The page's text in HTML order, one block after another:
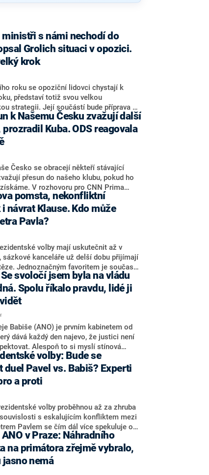
ministři s námi nechodí do
Grolich situaci v opozici.
krok
roku se opoziční lidovci chystají k
představí totiž svou velkou
strategii. Její součástí bude příprava na
řekl ve středu na setkání s novináři
lidovců Jan Grolich. Ten zároveň v
kandiduje ve Vyškově. Popsal i
o níž vládní strany nebo političtí
jako o slabé a v defenzivě. „Je to
upozorňovat na chyby vlády. Ministři s
do debat. Chceme ale ukazovat
odpověděl Grolich na dotaz CNN Prima
Kuba. ODS reagovala
Česko se obracejí někteří stávající
přesun do našeho klubu, pokud ho
V rozhovoru pro CNN Prima
zakladatel hnutí a jihočeský hejtman
Konkrétní nebyl, ale získat by takto mohl
Zdeňka Hrabu, který je dnes
ODS a TOP 09. Hraba to na dotaz
Předseda klubu senátorů ODS
redakci řekl, že počítá s odchodem
z klubu a že Naše Česko není
návrat Klause. Kdo může
Pavla?
volby mají uskutečnit až v
sázkové kanceláře už delší dobu přijímají
Jednoznačným favoritem je současná
Pavel. Daleko za ním pak bookmakeři
politiky ANO, tedy premiéra
a ministra průmyslu Karla Havlíčka.
samotných sázkařů je poslanec za
Turek. Politolog Jan Kubáček nicméně
kohokoliv ze zmíněné trojice
Podle něj současná koalice dosud
která by Pavlovi mohla konkurovat.
svoločí jsem byla na vládu
Spolu říkalo pravdu, lidé ji
Babiše (ANO) je prvním kabinetem od
dává každý den najevo, že justici není
Alespoň to si myslí stínová
ODS Eva Decroix. V
CNN Prima NEWS si nebrala servítky
výkonu svého nástupce Jeronýma
či vládní zmocněnkyně pro lidská
Malé (ANO). Označením „svoloč“ na
prý byla ještě hodná. Decroix se také
porážce koalice Spolu či promluvila o
Martina Kuby.
duel Pavel vs. Babiš? Experti
a proti
volby proběhnou až za zhruba
s eskalujícím konfliktem mezi
Pavlem se čím dál více spekuluje o
do bitvy o Hrad mohla vyslat současná
političtí komentátoři znovu vytahují
Andreje Babiše (ANO). Jak moc je
že se v prezidentských volbách 2028
v Praze: Náhradního
na primátora zřejmě vybralo,
jasno nemá